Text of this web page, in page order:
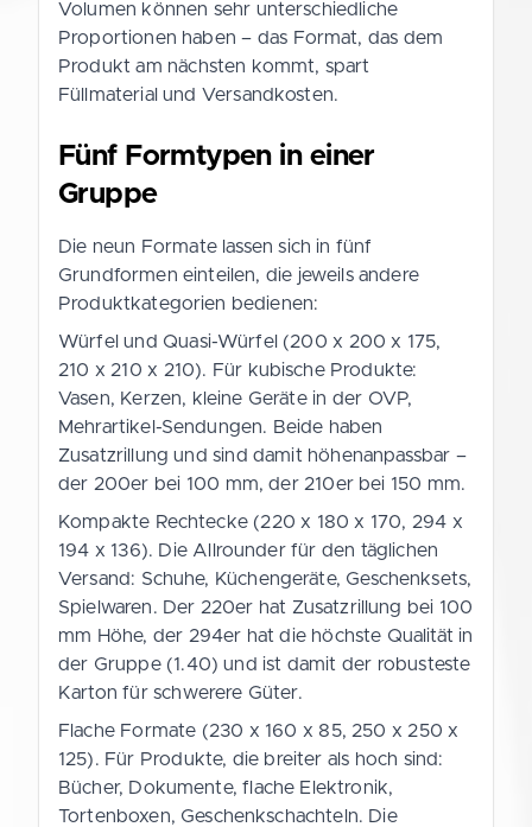
Volumen können sehr unterschiedliche
Proportionen haben – das Format, das dem
Produkt am nächsten kommt, spart
Füllmaterial und Versandkosten.
Fünf Formtypen in einer
Gruppe
Die neun Formate lassen sich in fünf
Grundformen einteilen, die jeweils andere
Produktkategorien bedienen:
Würfel und Quasi-Würfel (200 x 200 x 175,
210 x 210 x 210). Für kubische Produkte:
Vasen, Kerzen, kleine Geräte in der OVP,
Mehrartikel-Sendungen. Beide haben
Zusatzrillung und sind damit höhenanpassbar –
der 200er bei 100 mm, der 210er bei 150 mm.
Kompakte Rechtecke (220 x 180 x 170, 294 x
194 x 136). Die Allrounder für den täglichen
Versand: Schuhe, Küchengeräte, Geschenksets,
Spielwaren. Der 220er hat Zusatzrillung bei 100
mm Höhe, der 294er hat die höchste Qualität in
der Gruppe (1.40) und ist damit der robusteste
Karton für schwerere Güter.
Flache Formate (230 x 160 x 85, 250 x 250 x
125). Für Produkte, die breiter als hoch sind:
Bücher, Dokumente, flache Elektronik,
Tortenboxen, Geschenkschachteln. Die